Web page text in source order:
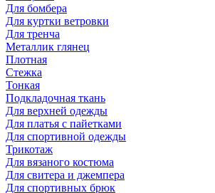
Для бомбера
Для куртки ветровки
Для тренча
Металлик глянец
Плотная
Стежка
Тонкая
Подкладочная ткань
Для верхней одежды
Для платья с пайетками
Для спортивной одежды
Трикотаж
Для вязаного костюма
Для свитера и джемпера
Для спортивных брюк